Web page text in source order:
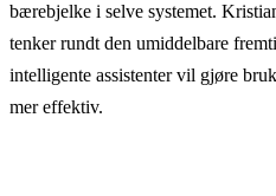
bærebjelke i selve systemet.
tenker rundt den umiddelbare
intelligente assistenter vil gjøre
mer effektiv.